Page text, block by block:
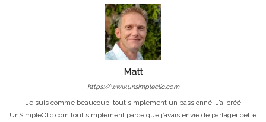
Matt
https://www.unsimpleclic.com
Je suis comme beaucoup, tout simplement un passionné. J’ai créé
UnSimpleClic.com tout simplement parce que j’avais envie de partager cette